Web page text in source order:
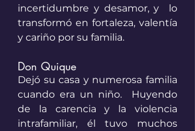
incertidumbre y desamor, y  lo
transformó en fortaleza, valentía
y cariño por su familia.
Don Quique
Dejó su casa y numerosa familia
cuando era un niño.  Huyendo
de la carencia y la violencia
intrafamiliar, él tuvo muchos